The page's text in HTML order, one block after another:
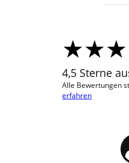
4,5 Sterne
Alle Bewertungen
erfahren